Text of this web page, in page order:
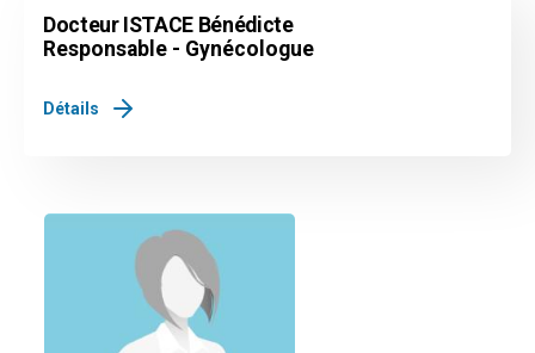
Docteur ISTACE Bénédicte
Responsable - Gynécologue
Détails